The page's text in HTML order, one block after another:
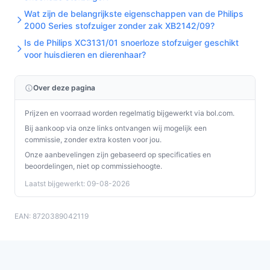
Veelgestelde vragen
Hoe lang gaat dit product mee?
De levensduur hangt af van gebruik en onderhoud. Bij
(regelmatig legen, borstels schoonhouden) kun je
accu's gaan typisch enkele honderden oplaadcycli mee.
Is dit geschikt voor vloerkleden en harde vloeren?
Ja. Gebruik de zuigstand voor vloerkleden en de
gecombineerde zuig‑en‑dweilstand voor harde vloeren.
Voor diepere tapijtreiniging is een gespecialiseerde
tapijtreiniger aan te raden.
Wat zijn de belangrijkste eigenschappen van de Philips
2000 Series stofzuiger zonder zak XB2142/09?
Is de Philips XC3131/01 snoerloze stofzuiger geschikt
voor huisdieren en dierenhaar?
Over deze pagina
Prijzen en voorraad worden regelmatig bijgewerkt via bol.com.
Bij aankoop via onze links ontvangen wij mogelijk een
commissie, zonder extra kosten voor jou.
Onze aanbevelingen zijn gebaseerd op specificaties en
beoordelingen, niet op commissiehoogte.
Laatst bijgewerkt: 09-08-2026
EAN: 8720389042119